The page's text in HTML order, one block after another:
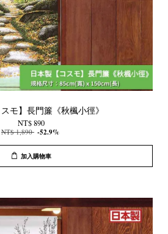
モ】長門簾《秋楓小徑》
NT$ 890
NT$ 1,890 -52.9%
加入購物車